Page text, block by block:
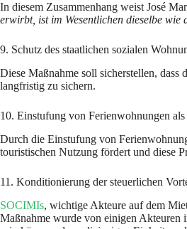
In diesem Zusammenhang weist José
erwirbt, ist im Wesentlichen dieselbe
9. Schutz des staatlichen sozialen
Diese Maßnahme soll sicherstellen,
langfristig zu sichern.
10. Einstufung von Ferienwohnungen
Durch die Einstufung von
touristischen Nutzung fördert und diese
11. Konditionierung der steuerlichen
SOCIMIs, wichtige Akteure auf dem
Maßnahme wurde von einigen Akteuren